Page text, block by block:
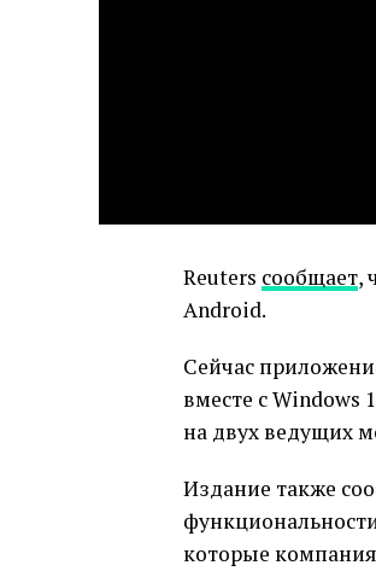
Reuters сообщает,
Android.
Сейчас
вместе с Windows
на двух ведущих
Издание также
которые